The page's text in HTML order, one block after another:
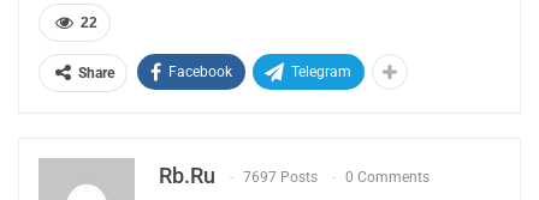
22
Share Facebook Telegram
Rb.ru 7697 Posts 0 Comments